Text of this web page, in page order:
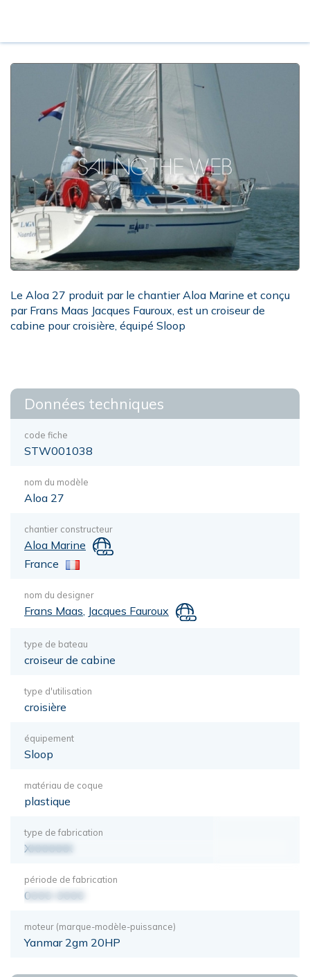
Le Aloa 27 produit par le chantier Aloa Marine et conçu
par Frans Maas Jacques Fauroux, est un croiseur de
cabine pour croisière, équipé Sloop
Données techniques
code fiche
STW001038
nom du modèle
Aloa 27
chantier constructeur
Aloa Marine
France
nom du designer
Frans Maas Jacques Fauroux
type de bateau
croiseur de cabine
type d'utilisation
croisière
équipement
Sloop
matériau de coque
plastique
type de fabrication
XXXXXXX
période de fabrication
0000-0000
moteur (marque-modèle-puissance)
Yanmar 2gm 20HP